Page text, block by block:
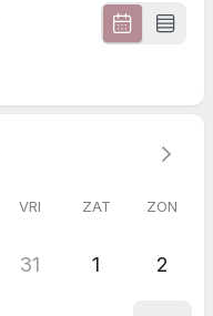
VRI ZAT ZON
31 1 2